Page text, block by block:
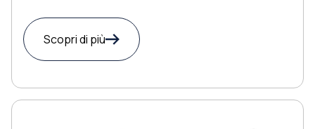
Scopri di più